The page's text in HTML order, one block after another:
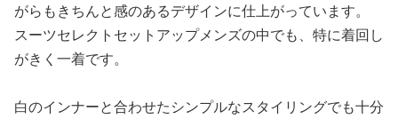
がらもきちんと感のあるデザインに仕上がっています。
スーツセレクトセットアップメンズの中でも、特に着回し
がきく一着です。
白のインナーと合わせたシンプルなスタイリングでも十分